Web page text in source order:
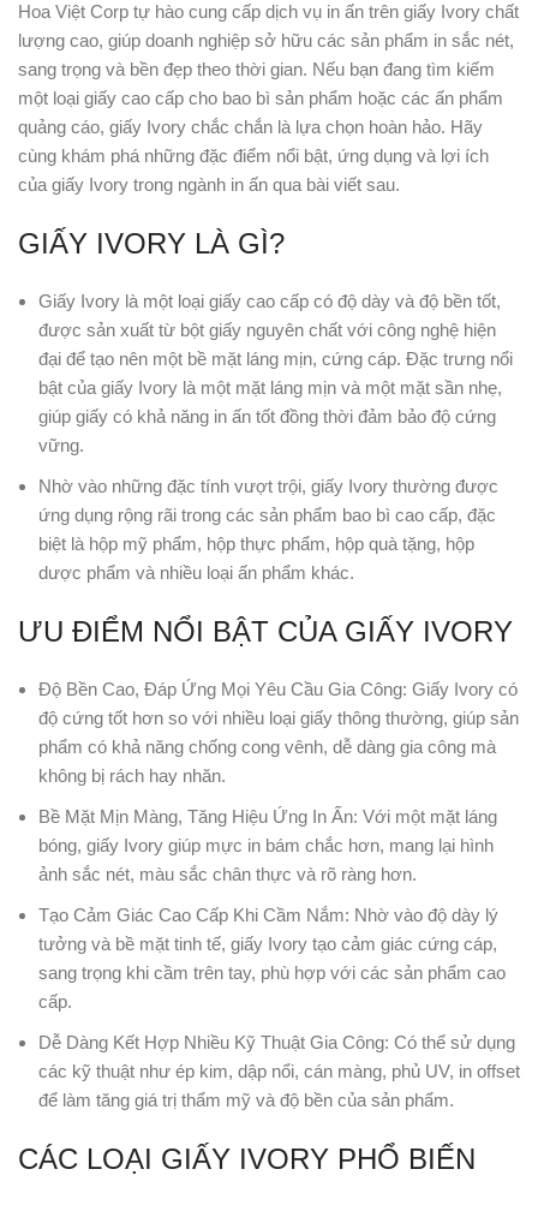
Hoa Việt Corp tự hào cung cấp dịch vụ in ấn trên giấy Ivory chất
lượng cao, giúp doanh nghiệp sở hữu các sản phẩm in sắc nét,
sang trọng và bền đẹp theo thời gian. Nếu bạn đang tìm kiếm
một loại giấy cao cấp cho bao bì sản phẩm hoặc các ấn phẩm
quảng cáo, giấy Ivory chắc chắn là lựa chọn hoàn hảo. Hãy
cùng khám phá những đặc điểm nổi bật, ứng dụng và lợi ích
của giấy Ivory trong ngành in ấn qua bài viết sau.
GIẤY IVORY LÀ GÌ?
Giấy Ivory là một loại giấy cao cấp có độ dày và độ bền tốt,
được sản xuất từ bột giấy nguyên chất với công nghệ hiện
đại để tạo nên một bề mặt láng mịn, cứng cáp. Đặc trưng nổi
bật của giấy Ivory là một mặt láng mịn và một mặt sần nhẹ,
giúp giấy có khả năng in ấn tốt đồng thời đảm bảo độ cứng
vững.
Nhờ vào những đặc tính vượt trội, giấy Ivory thường được
ứng dụng rộng rãi trong các sản phẩm bao bì cao cấp, đặc
biệt là hộp mỹ phẩm, hộp thực phẩm, hộp quà tặng, hộp
dược phẩm và nhiều loại ấn phẩm khác.
ƯU ĐIỂM NỔI BẬT CỦA GIẤY IVORY
Độ Bền Cao, Đáp Ứng Mọi Yêu Cầu Gia Công: Giấy Ivory có
độ cứng tốt hơn so với nhiều loại giấy thông thường, giúp sản
phẩm có khả năng chống cong vênh, dễ dàng gia công mà
không bị rách hay nhăn.
Bề Mặt Mịn Màng, Tăng Hiệu Ứng In Ấn: Với một mặt láng
bóng, giấy Ivory giúp mực in bám chắc hơn, mang lại hình
ảnh sắc nét, màu sắc chân thực và rõ ràng hơn.
Tạo Cảm Giác Cao Cấp Khi Cầm Nắm: Nhờ vào độ dày lý
tưởng và bề mặt tinh tế, giấy Ivory tạo cảm giác cứng cáp,
sang trọng khi cầm trên tay, phù hợp với các sản phẩm cao
cấp.
Dễ Dàng Kết Hợp Nhiều Kỹ Thuật Gia Công: Có thể sử dụng
các kỹ thuật như ép kim, dập nổi, cán màng, phủ UV, in offset
để làm tăng giá trị thẩm mỹ và độ bền của sản phẩm.
CÁC LOẠI GIẤY IVORY PHỔ BIẾN